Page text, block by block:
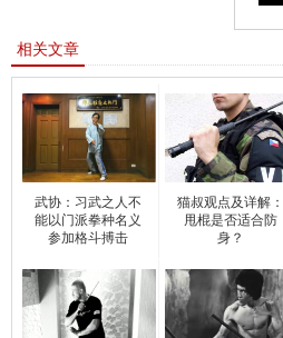
相关文章
武协：习武之人不
能以门派拳种名义
参加格斗搏击
猫叔观点及详解：
甩棍是否适合防
身？